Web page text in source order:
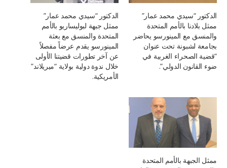
الدكتور “سيدي محمد عمار”
ممثل بلادنا بالأمم المتحدة
والمنسق مع المينورسو يحاضر
بجامعة لشبونة تحت عنوان
“قضية الصحراء الغربية في
ضوء القانون الدولي”.
الدكتور “سيدي محمد عمار”
ممثل جبهة لبوليساريو بالأمم
المتحدة والمنسق مع بعثة
المينورسو يقدم عرضاً مفصلاً
عن آخر تطورات قضيتنا الأولى
خلال ندوة دولية بولاية “ميريلاند”
الأمريكية.
ممثل الجبهة بالأمم المتحدة